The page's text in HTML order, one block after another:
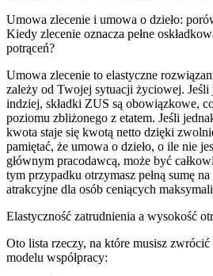
Umowa zlecenie i umowa o dzieło:
Kiedy zlecenie oznacza pełne
potrąceń?
Umowa zlecenie to elastyczne
zależy od Twojej sytuacji życiowej. Jeśli
indziej, składki ZUS są obowiązkowe,
poziomu zbliżonego z etatem. Jeśli
kwota staje się kwotą netto dzięki
pamiętać, że umowa o dzieło, o ile nie
głównym pracodawcą, może być
tym przypadku otrzymasz pełną sumę
atrakcyjne dla osób ceniących
Elastyczność zatrudnienia a wysokość
Oto lista rzeczy, na które musisz
modelu współpracy: